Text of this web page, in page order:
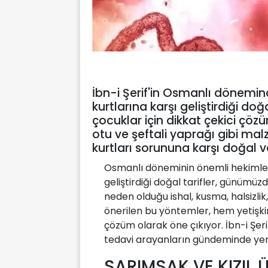
İbn-i Şerif'in Osmanlı
kurtlarına karşı geliştirdiği
çocuklar için dikkat çekici
otu ve şeftali yaprağı gibi
kurtları sorununa karşı doğal
Osmanlı döneminin önemli
geliştirdiği doğal tarifler,
neden olduğu ishal, kusma,
önerilen bu yöntemler, hem
çözüm olarak öne çıkıyor. İbn-i
tedavi arayanların gündeminde